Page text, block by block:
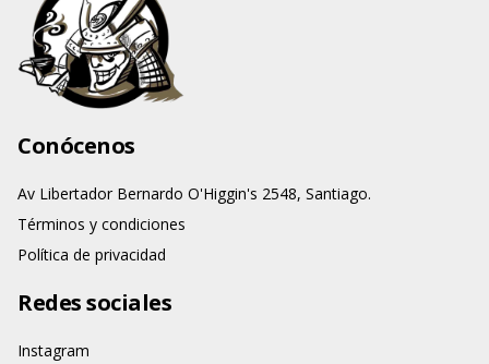
Conócenos
Av Libertador Bernardo O'Higgin's 2548, Santiago.
Términos y condiciones
Política de privacidad
Redes sociales
Instagram